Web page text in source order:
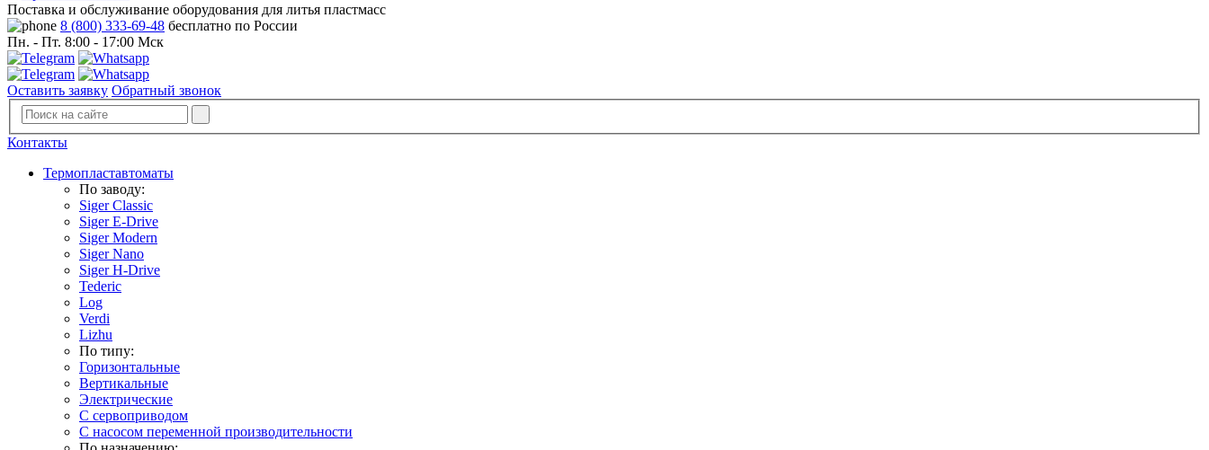
Поставка и обслуживание оборудования для литья пластмасс
8 (800) 333-69-48 бесплатно по России
Пн. - Пт. 8:00 - 17:00 Мск
Оставить заявку Обратный звонок
Контакты
Термопластавтоматы
По заводу:
Siger Classic
Siger E-Drive
Siger Modern
Siger Nano
Siger H-Drive
Tederic
Log
Verdi
Lizhu
По типу:
Горизонтальные
Вертикальные
Электрические
С сервоприводом
С насосом переменной производительности